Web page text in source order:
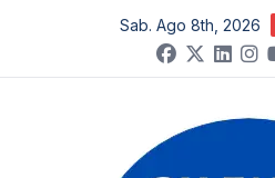
contenuto
Sab. Ago 8th, 2026